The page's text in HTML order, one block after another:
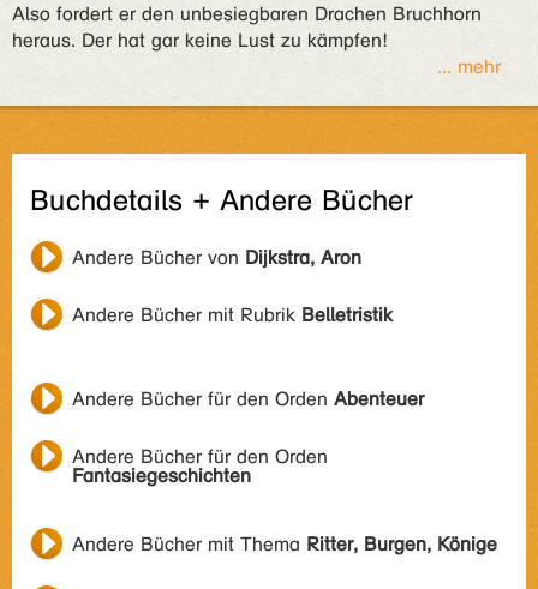
Also fordert er den unbesiegbaren Drachen Bruchhorn
heraus. Der hat gar keine Lust zu kämpfen!
... mehr
Buchdetails + Andere Bücher
Andere Bücher von Dijkstra, Aron
Andere Bücher mit Rubrik Belletristik
Andere Bücher für den Orden Abenteuer
Andere Bücher für den Orden
Fantasiegeschichten
Andere Bücher mit Thema Ritter, Burgen, Könige